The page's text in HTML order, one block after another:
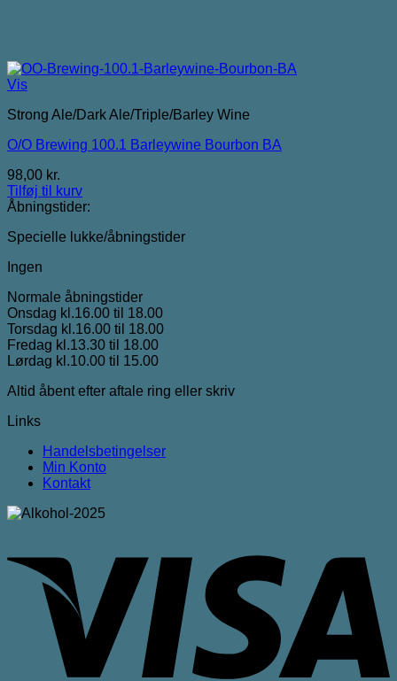
Vis
Strong Ale/Dark Ale/Triple/Barley Wine
O/O Brewing 100.1 Barleywine Bourbon BA
98,00 kr.
Tilføj til kurv
Åbningstider:
Specielle lukke/åbningstider
Ingen
Normale åbningstider
Onsdag kl.16.00 til 18.00
Torsdag kl.16.00 til 18.00
Fredag kl.13.30 til 18.00
Lørdag kl.10.00 til 15.00
Altid åbent efter aftale ring eller skriv
Links
Handelsbetingelser
Min Konto
Kontakt